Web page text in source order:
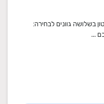
בשלושה גוונים לבחירה:
...